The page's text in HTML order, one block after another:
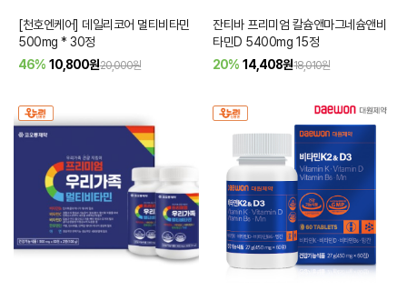
[천호엔케어] 데일리코어 멀티비타민
500mg * 30정
46% 10,800원20,000원
잔티바 프리미엄 칼슘앤마그네슘앤비
타민D 5400mg 15정
20% 14,408원18,010원